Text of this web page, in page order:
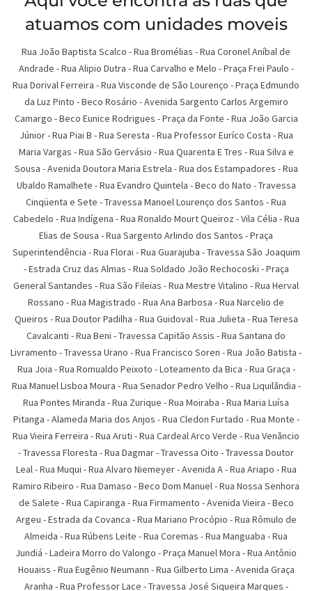
atuamos com unidades moveis
Rua João Baptista Scalco -Rua Bromélias -Rua Coronel Aníbal de
Andrade -Rua Alipio Dutra -Rua Carvalho e Melo -Praça Frei Paulo -
Rua Dorival Ferreira -Rua Visconde de São Lourenço -Praça Edmundo
da Luz Pinto -Beco Rosário -Avenida Sargento Carlos Argemiro
Camargo -Beco Eunice Rodrigues -Praça da Fonte -Rua João Garcia
Júnior-Rua Piai B -Rua Seresta -Rua Professor Euríco Costa -Rua
Maria Vargas -Rua São Gervásio -Rua Quarenta E Tres -Rua Silva e
Sousa -Avenida Doutora Maria Estrela -Rua dos Estampadores -Rua
Ubaldo Ramalhete -Rua Evandro Quintela -Beco do Nato -Travessa
Cinqüenta e Sete -Travessa Manoel Lourenço dos Santos -Rua
Cabedelo -Rua Indígena -Rua Ronaldo Mourt Queiroz -Vila Célia -Rua
Elias de Sousa -Rua Sargento Arlindo dos Santos -Praça
Superintendência -Rua Florai -Rua Guarajuba -Travessa São Joaquim
-Estrada Cruz das Almas -Rua Soldado João Rechocoski -Praça
General Santandes -Rua São Fileias -Rua Mestre Vitalino -Rua Herval
Rossano -Rua Magistrado -Rua Ana Barbosa -Rua Narcelio de
Queiros -Rua Doutor Padilha -Rua Guidoval-Rua Julieta -Rua Teresa
Cavalcanti -Rua Beni -Travessa Capitão Assis -Rua Santana do
Livramento -Travessa Urano -Rua Francisco Soren -Rua João Batista -
Rua Joia -Rua Romualdo Peixoto -Loteamento da Bica -Rua Graça -
Rua Manuel Lisboa Moura -Rua Senador Pedro Velho -Rua Liquilãndia -
Rua Pontes Miranda -Rua Zurique -Rua Moiraba -Rua Maria Luí­sa
Pitanga -Alameda Maria dos Anjos -Rua Cledon Furtado -Rua Monte -
Rua Vieira Ferreira -Rua Aruti -Rua Cardeal Arco Verde -Rua Venãncio
-Travessa Floresta -Rua Dagmar-Travessa Oito -Travessa Doutor
Leal-Rua Muqui -Rua Alvaro Niemeyer-Avenida A-Rua Ariapo -Rua
Ramiro Ribeiro -Rua Damaso -Beco Dom Manuel-Rua Nossa Senhora
de Salete -Rua Capiranga -Rua Firmamento -Avenida Vieira -Beco
Argeu -Estrada da Covanca -Rua Mariano Procópio -Rua Rômulo de
Almeida -Rua Rúbens Leite -Rua Coremas -Rua Manguaba -Rua
Jundiá -Ladeira Morro do Valongo -Praça Manuel Mora -Rua Antônio
Houaiss -Rua Eugênio Neumann -Rua Gilberto Lima -Avenida Graça
Aranha -Rua Professor Lace -Travessa José Siqueira Marques -